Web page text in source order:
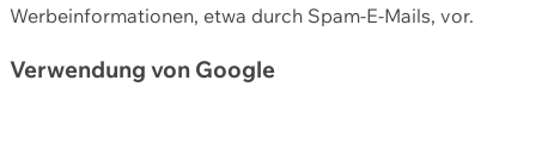
Werbeinformationen, etwa durch Spam-E-Mails, vor.
Verwendung von Google